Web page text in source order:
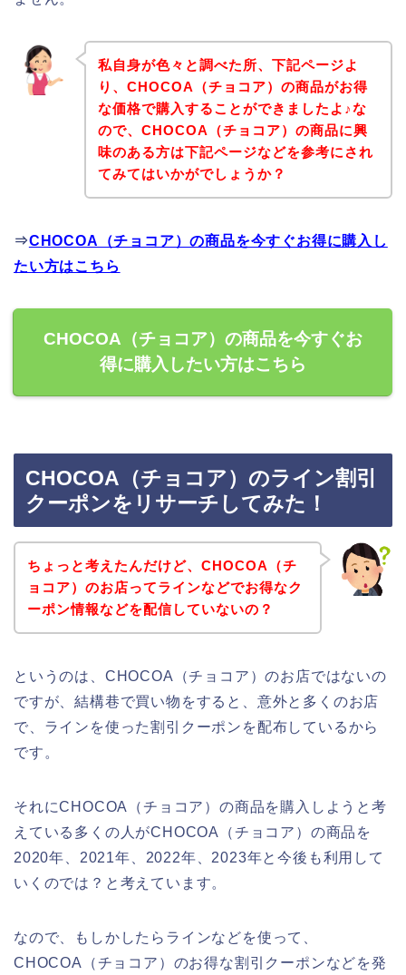
私自身が色々と調べた所、下記ページよ
り、CHOCOA（チョコア）の商品がお得
な価格で購入することができましたよ♪な
ので、CHOCOA（チョコア）の商品に興
味のある方は下記ページなどを参考にされ
てみてはいかがでしょうか？
⇒CHOCOA（チョコア）の商品を今すぐお得に購入し
たい方はこちら
CHOCOA（チョコア）の商品を今すぐお
得に購入したい方はこちら
CHOCOA（チョコア）のライン割引
クーポンをリサーチしてみた！
ちょっと考えたんだけど、CHOCOA（チ
ョコア）のお店ってラインなどでお得なク
ーポン情報などを配信していないの？
というのは、CHOCOA（チョコア）のお店ではないの
ですが、結構巷で買い物をすると、意外と多くのお店
で、ラインを使った割引クーポンを配布しているから
です。
それにCHOCOA（チョコア）の商品を購入しようと考
えている多くの人がCHOCOA（チョコア）の商品を
2020年、2021年、2022年、2023年と今後も利用して
いくのでは？と考えています。
なので、もしかしたらラインなどを使って、
CHOCOA（チョコア）のお得な割引クーポンなどを発